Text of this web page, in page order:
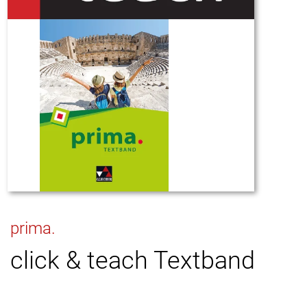
prima.
click & teach Textband